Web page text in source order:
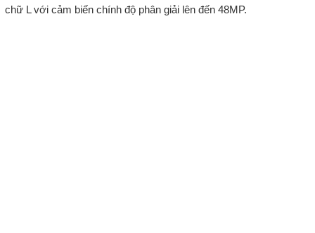
chữ L với cảm biến chính độ phân giải lên đến 48MP.